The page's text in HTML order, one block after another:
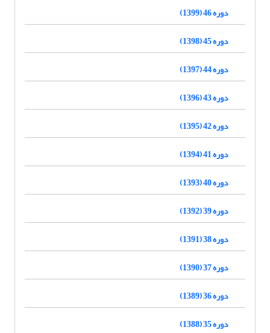
دوره 46 (1399)
دوره 45 (1398)
دوره 44 (1397)
دوره 43 (1396)
دوره 42 (1395)
دوره 41 (1394)
دوره 40 (1393)
دوره 39 (1392)
دوره 38 (1391)
دوره 37 (1390)
دوره 36 (1389)
دوره 35 (1388)